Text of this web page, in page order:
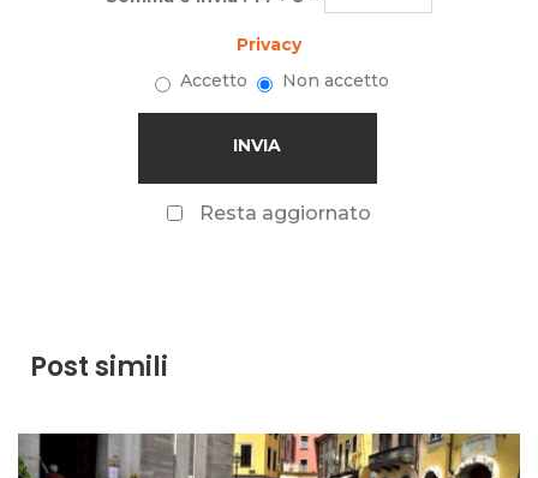
Privacy
Accetto
Non accetto
Resta aggiornato
Post simili